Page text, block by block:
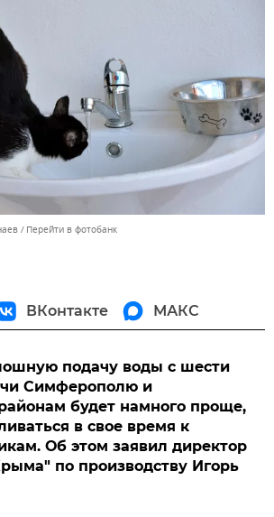
Перейти в фотобанк
ВКонтакте МАКС
подачу воды с шести
Симферополю и
будет намного проще,
в свое время к
Об этом заявил директор
по производству Игорь